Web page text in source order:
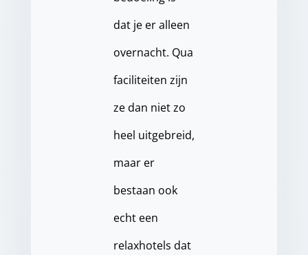
dat je er alleen
overnacht. Qua
faciliteiten zijn
ze dan niet zo
heel uitgebreid,
maar er
bestaan ook
echt een
relaxhotels dat